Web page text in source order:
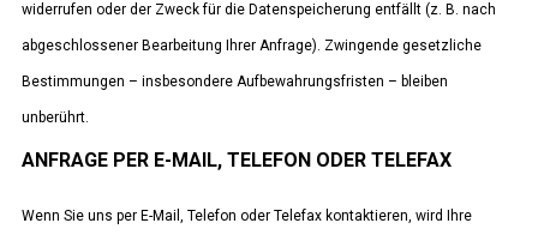
widerrufen oder der Zweck für die Datenspeicherung entfällt (z. B. nach
abgeschlossener Bearbeitung Ihrer Anfrage). Zwingende gesetzliche
Bestimmungen – insbesondere Aufbewahrungsfristen – bleiben
unberührt.
ANFRAGE PER E-MAIL, TELEFON ODER TELEFAX
Wenn Sie uns per E-Mail, Telefon oder Telefax kontaktieren, wird Ihre